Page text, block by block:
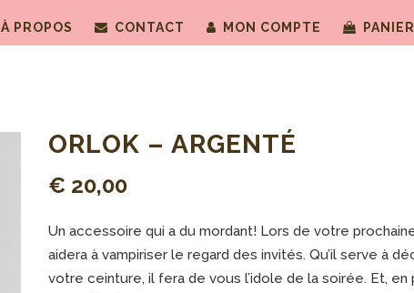
À PROPOS CONTACT MON COMPTE PANIER
ORLOK – ARGENTÉ
€ 20,00
Un accessoire qui a du mordant! Lors de votre
aidera à vampiriser le regard des invités. Qu’il serve à
votre ceinture, il fera de vous l’idole de la soirée. Et,